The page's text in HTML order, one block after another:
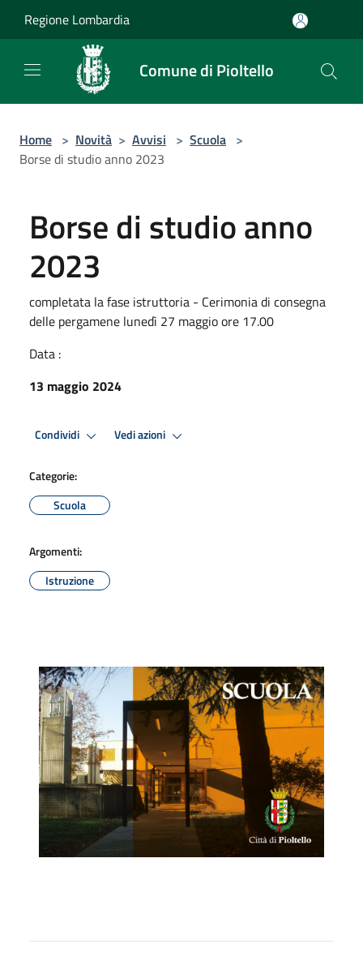
Regione Lombardia
Comune di Pioltello
Home > Novità > Avvisi > Scuola >
Borse di studio anno 2023
Borse di studio anno
2023
completata la fase istruttoria - Cerimonia di consegna
delle pergamene lunedì 27 maggio ore 17.00
Data :
13 maggio 2024
Condividi Vedi azioni
Categorie:
Scuola
Argomenti:
Istruzione